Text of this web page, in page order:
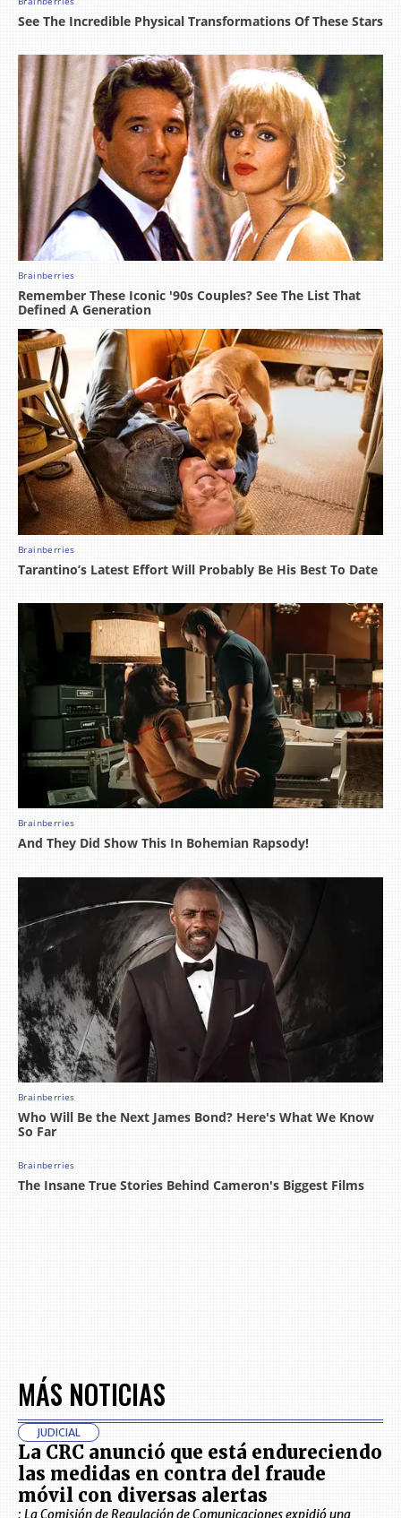
MÁS NOTICIAS
JUDICIAL
La CRC anunció que está endureciendo
las medidas en contra del fraude
móvil con diversas alertas